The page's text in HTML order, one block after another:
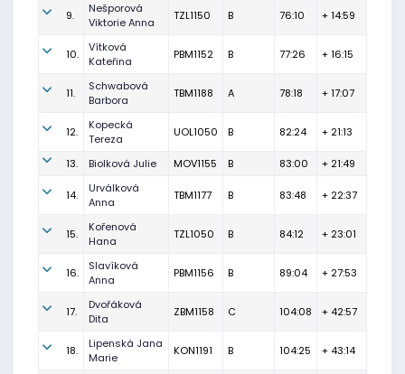
9.
Nešporová
Viktorie Anna
TZL1150 B 76:10 + 14:59
10.
Vítková
Kateřina
PBM1152 B 77:26 + 16:15
11.
Schwabová
Barbora
TBM1188 A 78:18 + 17:07
12.
Kopecká
Tereza
UOL1050 B 82:24 + 21:13
13. Biolková Julie MOV1155 B 83:00 + 21:49
14.
Urválková
Anna
TBM1177 B 83:48 + 22:37
15.
Kořenová
Hana
TZL1050 B 84:12 + 23:01
16.
Slavíková
Anna
PBM1156 B 89:04 + 27:53
17.
Dvořáková
Dita
ZBM1158 C 104:08 + 42:57
18.
Lipenská Jana
Marie
KON1191 B 104:25 + 43:14